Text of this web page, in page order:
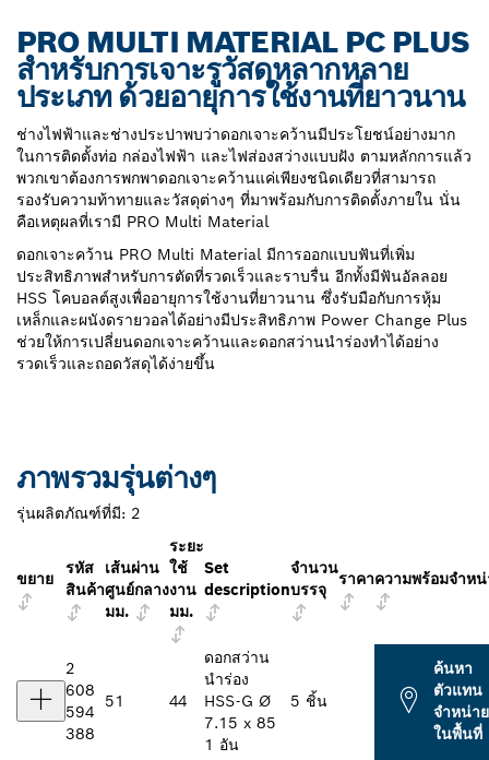
PRO MULTI MATERIAL PC PLUS
สำหรับการเจาะรูวัสดุหลากหลาย
ประเภท ด้วยอายุการใช้งานที่ยาวนาน
ช่างไฟฟ้าและช่างประปาพบว่าดอกเจาะคว้านมีประโยชน์อย่างมาก
ในการติดตั้งท่อ กล่องไฟฟ้า และไฟส่องสว่างแบบฝัง ตามหลักการแล้ว
พวกเขาต้องการพกพาดอกเจาะคว้านแค่เพียงชนิดเดียวที่สามารถ
รองรับความท้าทายและวัสดุต่างๆ ที่มาพร้อมกับการติดตั้งภายใน นั่น
คือเหตุผลที่เรามี PRO Multi Material
ดอกเจาะคว้าน PRO Multi Material มีการออกแบบฟันที่เพิ่ม
ประสิทธิภาพสำหรับการตัดที่รวดเร็วและราบรื่น อีกทั้งมีฟันอัลลอย
HSS โคบอลต์สูงเพื่ออายุการใช้งานที่ยาวนาน ซึ่งรับมือกับการหุ้ม
เหล็กและผนังดรายวอลได้อย่างมีประสิทธิภาพ Power Change Plus
ช่วยให้การเปลี่ยนดอกเจาะคว้านและดอกสว่านนำร่องทำได้อย่าง
รวดเร็วและถอดวัสดุได้ง่ายขึ้น
ภาพรวมรุ่นต่างๆ
รุ่นผลิตภัณฑ์ที่มี: 2
ขยาย
รหัส
สินค้า
เส้นผ่าน
ศูนย์กลาง
มม.
ระยะ
ใช้
งาน
มม.
Set
description
จำนวน
บรรจุ
ราคาความพร้อมจำห
2
608
594
388
51 44
ดอกสว่าน
นำร่อง
HSS-G Ø
7.15 x 85
1 อัน
5 ชิ้น
ค้นหา
ตัวแทน
จำหน่าย
ในพื้นที่